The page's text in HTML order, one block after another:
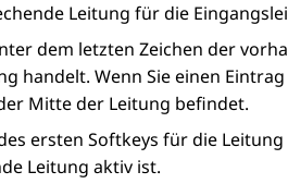
Leitung für die
dem letzten Zeichen der
handelt. Wenn Sie einen
Mitte der Leitung befindet.
ersten Softkeys für die
Leitung aktiv ist.